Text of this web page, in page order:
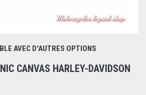
AVEC D'AUTRES OPTIONS
CANVAS HARLEY-DAVIDSON